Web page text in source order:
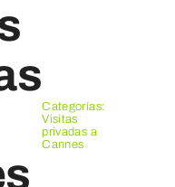
Categorías:
Visitas
privadas a
Cannes